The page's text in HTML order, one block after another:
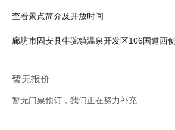
查看景点简介及开放时间
廊坊市固安县牛驼镇温泉开发区106国道西侧
暂无报价
暂无门票预订，我们正在努力补充